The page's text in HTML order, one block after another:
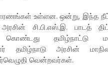
உள்ளன. ஒன்று, இந்த
சி.பி.எஸ்.இ. பாடத்
கொண்டது தமிழ்நாட்டு
தமிழ்நாடு அரசின்
வென்றவர்கள்.